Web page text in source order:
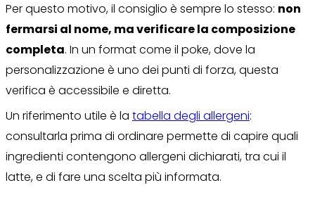
Per questo motivo, il consiglio è sempre lo stesso: non
fermarsi al nome, ma verificare la composizione
completa. In un format come il poke, dove la
personalizzazione è uno dei punti di forza, questa
verifica è accessibile e diretta.
Un riferimento utile è la tabella degli allergeni:
consultarla prima di ordinare permette di capire quali
ingredienti contengono allergeni dichiarati, tra cui il
latte, e di fare una scelta più informata.